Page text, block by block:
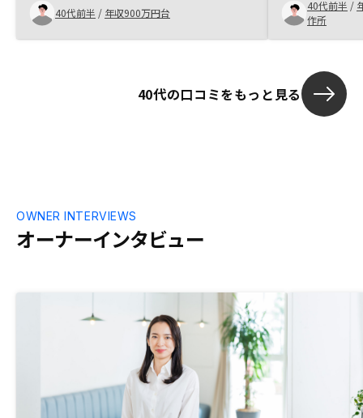
空き室率を担当営業さんに見せていただい
た時に、実稼働している物件の質が高い事
を物語っていると思いました。また、資産
動産を保険商品を買うような感じで物事が
も良いのであるとより嬉しいと思いまし
た。
40代前半 / 年収900万円台
AIで判定し厳
と比べて、マ
た。
40代前半 /
作所
40代の口コミをもっと見る
オーナーインタビュー
OWNER INTERVIEWS